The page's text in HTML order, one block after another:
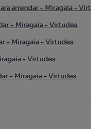
arrendar - Miragaia -
- Miragaia - Virtudes
- Miragaia - Virtudes
- Virtudes
- Miragaia - Virtudes